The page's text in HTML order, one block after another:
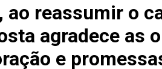
ao reassumir o
agradece as
e